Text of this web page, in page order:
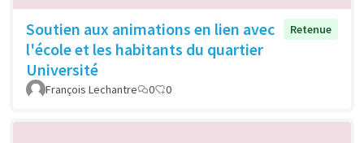
Soutien aux animations en lien avec
l'école et les habitants du quartier
Université
Retenue
François Lechantre 0 0